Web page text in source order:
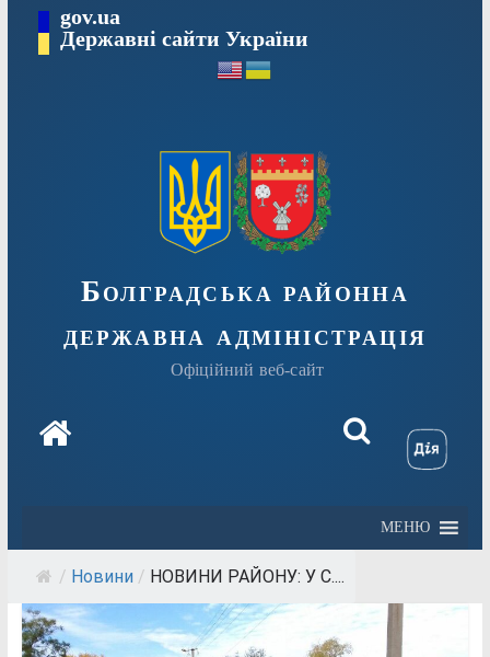
Перейтиgov.ua
Державні сайти України
Болградська районна
державна адміністрація
Офіційний веб-сайт
МЕНЮ
/ Новини / НОВИНИ РАЙОНУ: У С....